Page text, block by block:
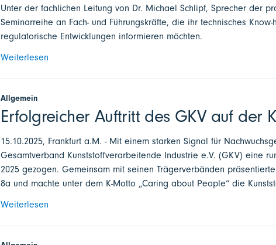
Unter der fachlichen Leitung von Dr. Michael Schlipf, Sprecher der
Seminarreihe an Fach- und Führungskräfte, die ihr technisches
regulatorische Entwicklungen informieren möchten.
Weiterlesen
Allgemein
Erfolgreicher Auftritt des GKV auf der
15.10.2025, Frankfurt a.M. - Mit einem starken Signal für
Gesamtverband Kunststoffverarbeitende Industrie e.V. (GKV) eine
2025 gezogen. Gemeinsam mit seinen Trägerverbänden
8a und machte unter dem K-Motto „Caring about People“ die
Weiterlesen